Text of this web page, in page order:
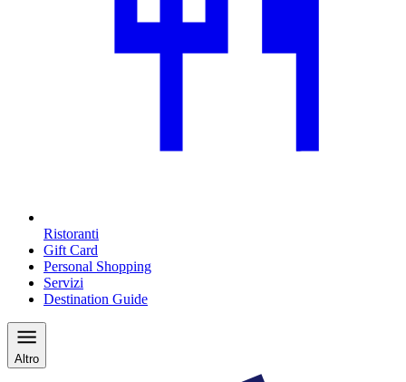
Ristoranti
Gift Card
Personal Shopping
Servizi
Destination Guide
Altro